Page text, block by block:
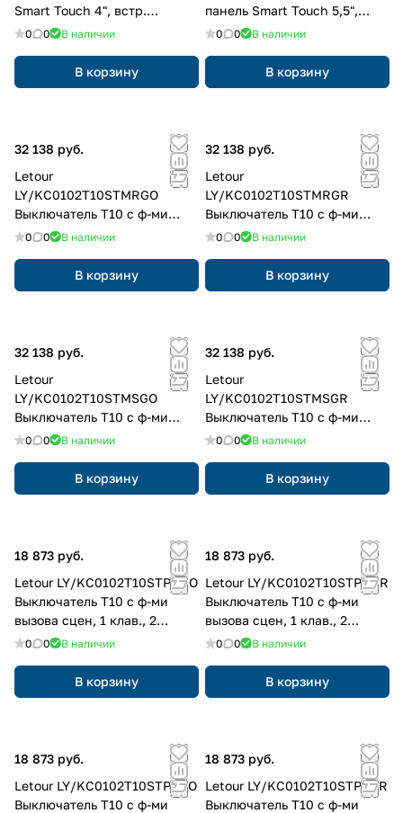
Smart Touch 4", встр.
датчики темп-ры и
0 0 В наличии
В корзину
панель Smart Touch 5,5",
встр. датчики темп-ры и
0 0 В наличии
В корзину
32 138 руб.
Letour
LY/KC0102T10STMRGO
Выключатель Т10 с ф-ми
вызова сцен, 1 клав., 2
0 0 В наличии
В корзину
32 138 руб.
Letour
LY/KC0102T10STMRGR
Выключатель Т10 с ф-ми
вызова сцен, 1 клав., 2
0 0 В наличии
В корзину
32 138 руб.
Letour
LY/KC0102T10STMSGO
Выключатель Т10 с ф-ми
вызова сцен, 1 клав., 2
0 0 В наличии
В корзину
32 138 руб.
Letour
LY/KC0102T10STMSGR
Выключатель Т10 с ф-ми
вызова сцен, 1 клав., 2
0 0 В наличии
В корзину
18 873 руб.
Letour LY/KC0102T10STPRGO
Выключатель Т10 с ф-ми
вызова сцен, 1 клав., 2
кнопки, пластик, закругл.,
0 0 В наличии
В корзину
18 873 руб.
Letour LY/KC0102T10STPRGR
Выключатель Т10 с ф-ми
вызова сцен, 1 клав., 2
кнопки, пластик, закругл.,
0 0 В наличии
В корзину
18 873 руб.
Letour LY/KC0102T10STPSGO
Выключатель Т10 с ф-ми
18 873 руб.
Letour LY/KC0102T10STPSGR
Выключатель Т10 с ф-ми